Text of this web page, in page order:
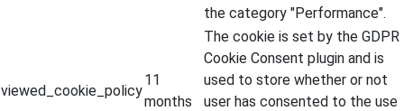
the category "Performance".
viewed_cookie_policy
11
months
The cookie is set by the GDPR
Cookie Consent plugin and is
used to store whether or not
user has consented to the use